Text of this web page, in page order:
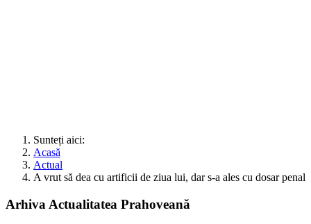
Sunteți aici:
Acasă
Actual
A vrut să dea cu artificii de ziua lui, dar s-a ales cu dosar penal
Arhiva Actualitatea Prahoveană